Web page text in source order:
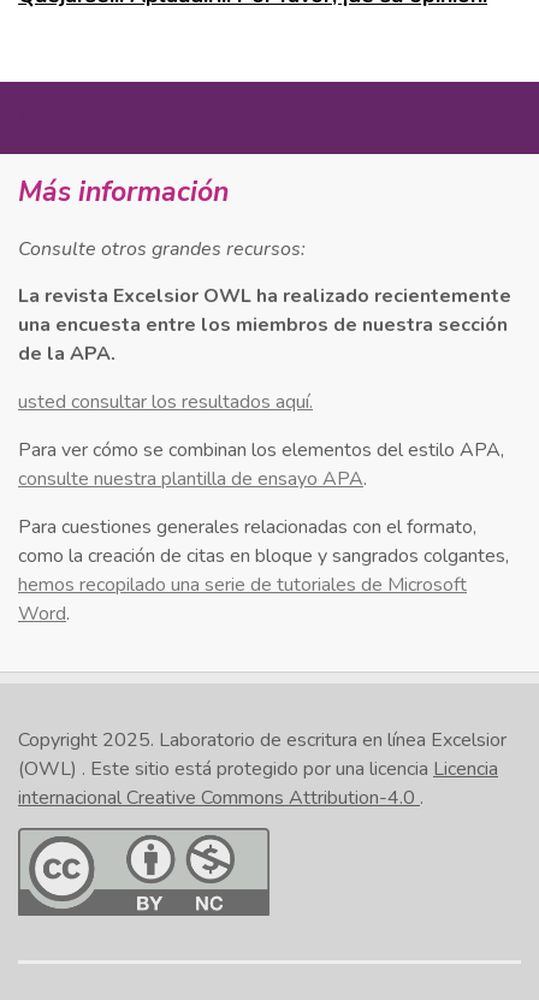
Más información
Consulte otros grandes recursos:
La revista Excelsior OWL ha realizado recientemente
una encuesta entre los miembros de nuestra sección
de la APA.
usted consultar los resultados aquí.
Para ver cómo se combinan los elementos del estilo APA,
consulte nuestra plantilla de ensayo APA.
Para cuestiones generales relacionadas con el formato,
como la creación de citas en bloque y sangrados colgantes,
hemos recopilado una serie de tutoriales de Microsoft
Word.
Copyright 2025. Laboratorio de escritura en línea Excelsior
(OWL) . Este sitio está protegido por una licencia Licencia
internacional Creative Commons Attribution-4.0 .